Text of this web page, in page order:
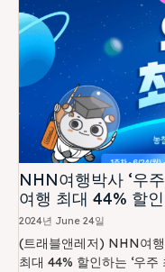
NHN여행박사 ‘우
여행 최대 44% 할인
2024년 June 24일
(트래블앤레저) NHN여
최대 44% 할인하는 ‘우